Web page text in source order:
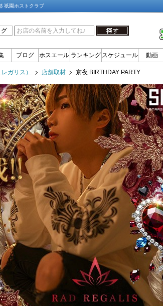
祇園ホストクラブ
ブログ ホスエール ランキング スケジュール 動画
ガリス） 店舗取材 京夜 BIRTHDAY PARTY